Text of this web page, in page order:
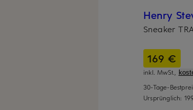
Henry
Sneaker
169 €
inkl. MwSt.,
30-Tage-
Ursprünglich: